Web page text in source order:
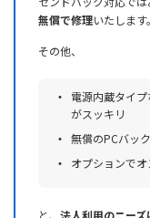
無償で修理いたします。
その他、
電源内蔵タイ
がスッキリ
無償のPCバッ
オプションで